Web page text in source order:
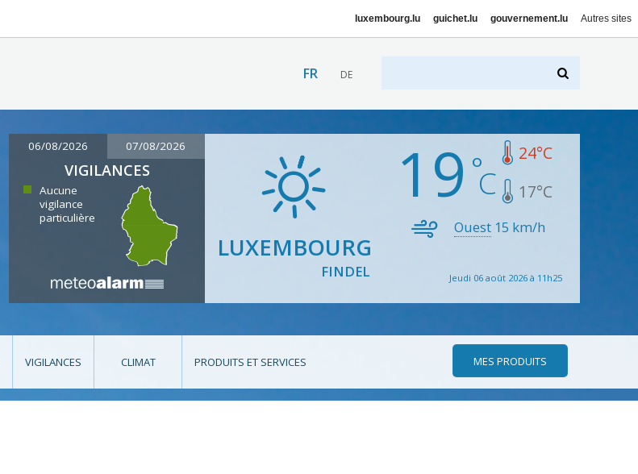
luxembourg.lu guichet.lu gouvernement.lu Autres sites
FR DE
06/08/2026 07/08/2026
VIGILANCES
Aucune
vigilance
particulière
LUXEMBOURG
FINDEL
19 24°C
17°C
Ouest 15 km/h
Jeudi 06 août 2026 à 11h25
VIGILANCES CLIMAT PRODUITS ET SERVICES MES PRODUITS